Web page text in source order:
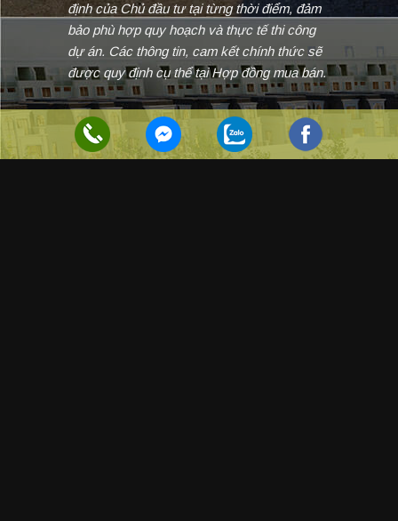
định của Chủ đầu tư tại từng thời điểm, đảm
bảo phù hợp quy hoạch và thực tế thi công
dự án. Các thông tin, cam kết chính thức sẽ
được quy định cụ thể tại Hợp đồng mua bán.